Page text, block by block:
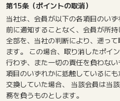
第15条（ポイントの取消）
当社は、会員が以下の各項目のい
前に通知することなく、会員が所
全部を、当社の判断により、遡っ
ます。 この場合、取り消したポイ
行わず、また一切の責任を負わな
項目のいずれかに抵触しているに
交換していた場合、 当該会員は当
務を負うものとします。